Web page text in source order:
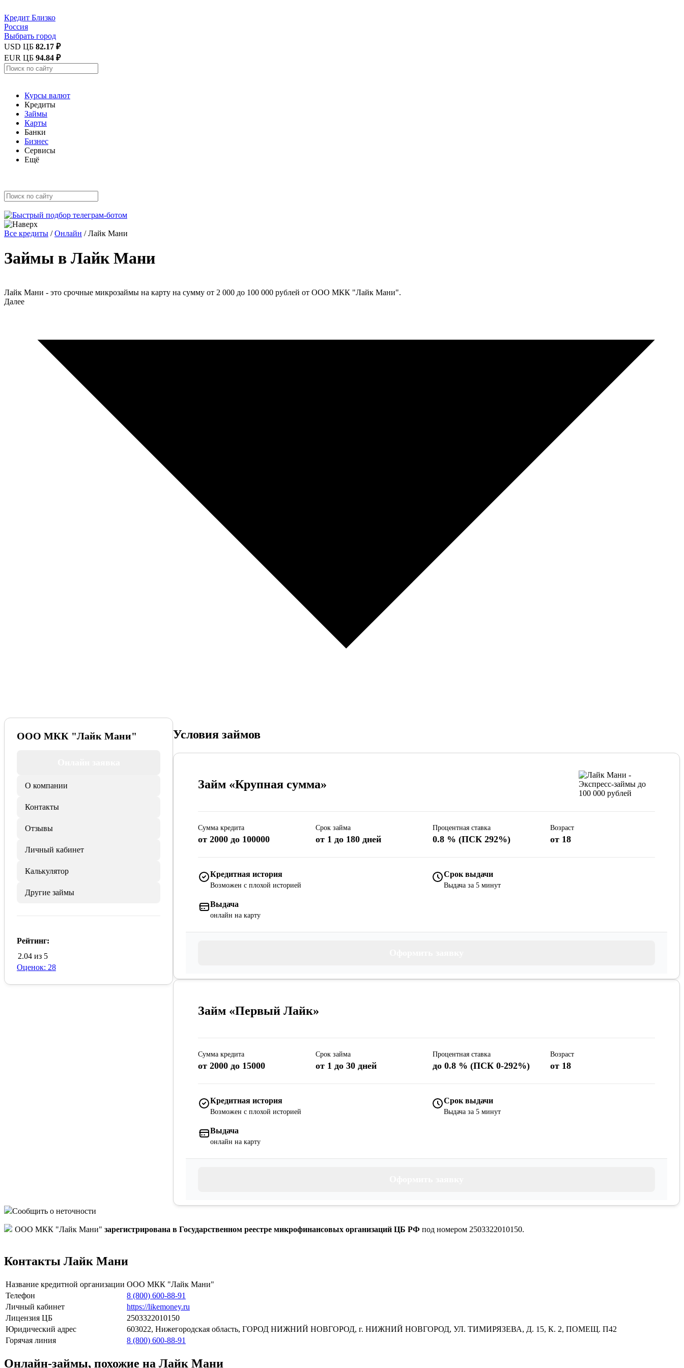
Кредит Близко
Россия
Выбрать город
USD ЦБ 82.17 ₽
EUR ЦБ 94.84 ₽
Курсы валют
Кредиты
Займы
Карты
Банки
Бизнес
Сервисы
Ещё
Все кредиты /Онлайн /Лайк Мани
Займы в Лайк Мани
Лайк Мани - это срочные микрозаймы на карту на сумму от 2 000 до 100 000 рублей от ООО МКК "Лайк Мани".
Далее
ООО МКК "Лайк Мани"
О компании
Контакты
Отзывы
Личный кабинет
Калькулятор
Другие займы
Рейтинг:
2.04 из 5
Оценок: 28
Условия займов
Займ «Крупная сумма»
Сумма кредита
от 2000 до 100000
Срок займа
от 1 до 180 дней
Процентная ставка
0.8 % (ПСК 292%)
Возраст
от 18
Кредитная история
Возможен с плохой историей
Срок выдачи
Выдача за 5 минут
Выдача
онлайн на карту
Займ «Первый Лайк»
Сумма кредита
от 2000 до 15000
Срок займа
от 1 до 30 дней
Процентная ставка
до 0.8 % (ПСК 0-292%)
Возраст
от 18
Кредитная история
Возможен с плохой историей
Срок выдачи
Выдача за 5 минут
Выдача
онлайн на карту
Сообщить о неточности
ООО МКК "Лайк Мани" зарегистрирована в Государственном реестре микрофинансовых организаций ЦБ РФ под номером 2503322010150.
Контакты Лайк Мани
Название кредитной организации ООО МКК "Лайк Мани"
Телефон
8 (800) 600-88-91
Личный кабинет
https://likemoney.ru
Лицензия ЦБ
2503322010150
Юридический адрес
603022, Нижегородская область, ГОРОД НИЖНИЙ НОВГОРОД, г. НИЖНИЙ НОВГОРОД, УЛ. ТИМИРЯЗЕВА, Д. 15, К. 2, ПОМЕЩ. П42
Горячая линия
8 (800) 600-88-91
Онлайн-займы, похожие на Лайк Мани